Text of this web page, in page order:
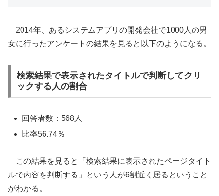
2014年、あるシステムアプリの開発会社で1000人の男
女に行ったアンケートの結果を見ると以下のようになる。
検索結果で表示されたタイトルで判断してクリ
ックする人の割合
回答者数：568人
比率56.74％
この結果を見ると「検索結果に表示されたページタイト
ルで内容を判断する」という人が6割近く居るということ
がわかる。